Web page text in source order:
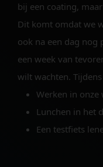
bij een coating,
Dit komt omdat we
ook na een dag nog
een week van
wilt wachten.
Werken in onze
Lunchen in het
Een testfiets